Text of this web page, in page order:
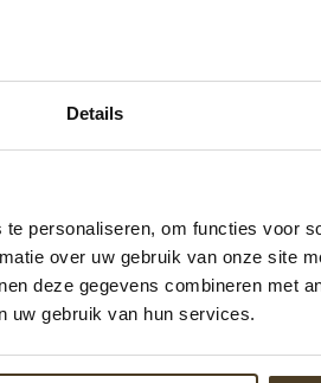
Details
personaliseren, om functies voor
over uw gebruik van onze site
deze gegevens combineren met
uw gebruik van hun services.
Sonja
Alles prima
schutting,
een idioot